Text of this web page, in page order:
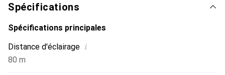
Spécifications
Spécifications principales
Distance d'éclairage i
80 m